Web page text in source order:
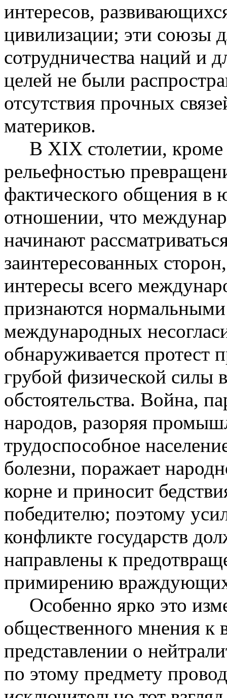
интересов,
цивилизации; эти союзы
сотрудничества наций и
целей не были
отсутствия прочных
материков.
В XIX столетии, кроме
рельефностью
фактического общения в
отношении, что
начинают
заинтересованных
интересы всего
признаются
международных
обнаруживается протест
грубой физической силы
обстоятельства. Война,
народов, разоряя
трудоспособное
болезни, поражает
корне и приносит
победителю; поэтому
конфликте государств
направлены к
примирению
Особенно ярко это
общественного мнения к
представлении о
по этому предмету